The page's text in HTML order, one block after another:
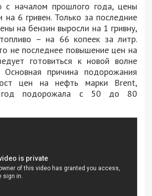
с началом прошлого года, цены
на 6 гривен. Только за последние
на бензин выросли на 1 гривну,
– на 66 копеек за литр.
не последнее повышение цен на
готовиться к новой волне
Основная причина подорожания
цен на нефть марки Brent,
год подорожала с 50 до 80